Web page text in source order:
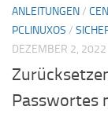
ANLEITUNGEN/
PCLINUXOS /
DEZEMBER 2, 2022
Passwortes